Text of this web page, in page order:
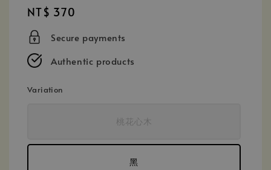
Regular
price
NT$ 370
Secure payments
Authentic products
Variation
桃花心木
黑